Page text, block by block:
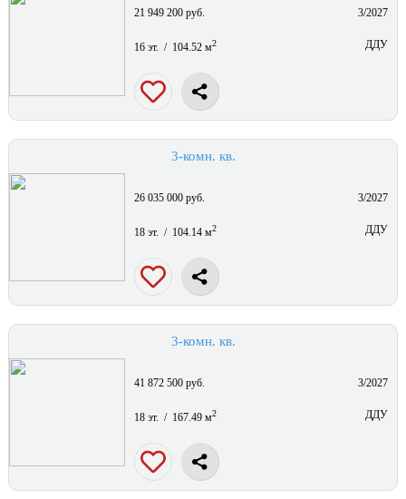
21 949 200 руб. 3/2027
16 эт. / 104.52 м2 ДДУ
3-комн. кв.
26 035 000 руб. 3/2027
18 эт. / 104.14 м2 ДДУ
3-комн. кв.
41 872 500 руб. 3/2027
18 эт. / 167.49 м2 ДДУ